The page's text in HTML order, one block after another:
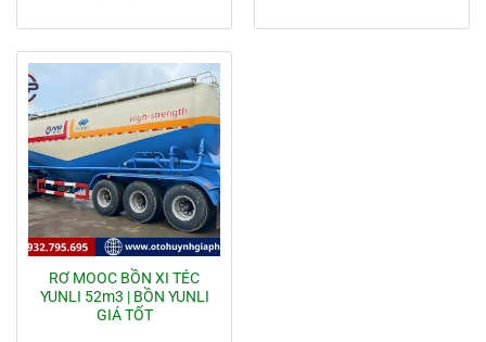
RƠ MOOC BỒN XI TÉC
YUNLI 52m3 | BỒN YUNLI
GIÁ TỐT